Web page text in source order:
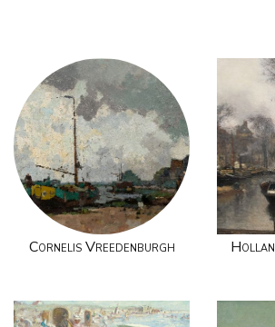
Cornelis Vreedenburgh